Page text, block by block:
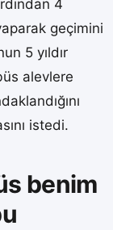
4
geçimini
5 yıldır
alevlere
istedi.
benim